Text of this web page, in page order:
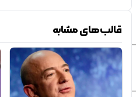
قالب‌های مشابه